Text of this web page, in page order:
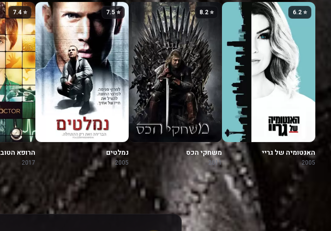
⭐ 6.2
האנטומיה של גריי
2005
⭐ 8.2
משחקי הכס
2011
⭐ 7.5
נמלטים
2005
⭐ 7.4
הרופא הטוב
2017